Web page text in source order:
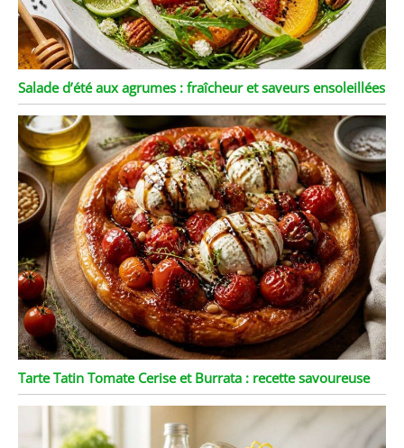
Salade d’été aux agrumes : fraîcheur et saveurs ensoleillées
Tarte Tatin Tomate Cerise et Burrata : recette savoureuse